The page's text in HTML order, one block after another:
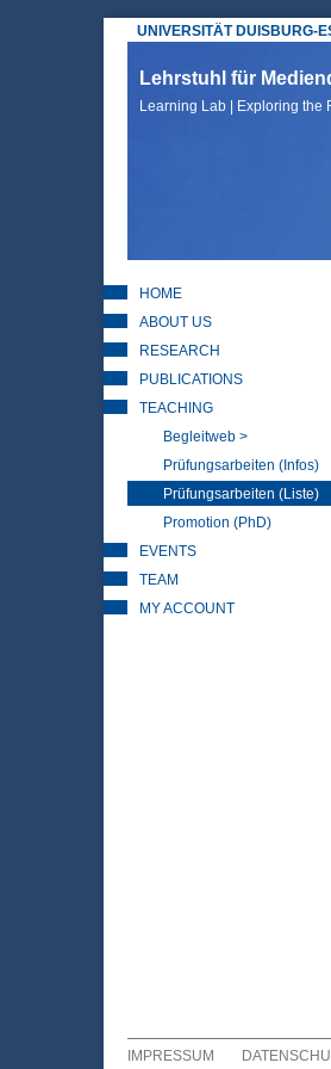
UNIVERSITÄT DUISBURG-
Hauptmenü
Lehrstuhl für
Learning Lab | Exploring the
HOME
ABOUT US
RESEARCH
PUBLICATIONS
TEACHING
Begleitweb >
Prüfungsarbeiten (Infos)
Prüfungsarbeiten (Liste)
Promotion (PhD)
EVENTS
TEAM
MY ACCOUNT
IMPRESSUM